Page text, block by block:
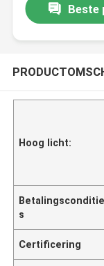
Beste
Hoog licht:
Betalingsconditie
s
Certificering